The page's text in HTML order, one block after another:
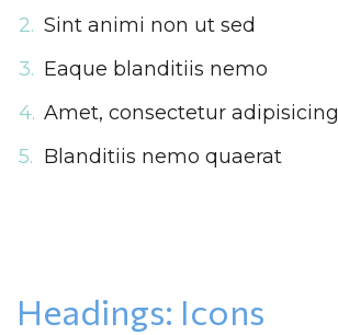
Sint animi non ut sed
Eaque blanditiis nemo
Amet, consectetur adipisicing
Blanditiis nemo quaerat
Headings: Icon